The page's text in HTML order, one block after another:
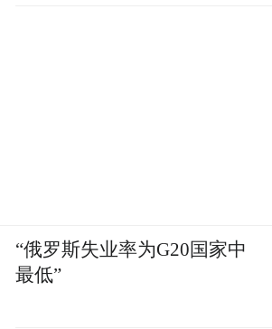
“俄罗斯失业率为G20国家中
最低”